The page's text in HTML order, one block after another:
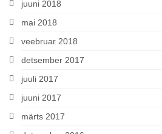
juuni 2018
mai 2018
veebruar 2018
detsember 2017
juuli 2017
juuni 2017
märts 2017